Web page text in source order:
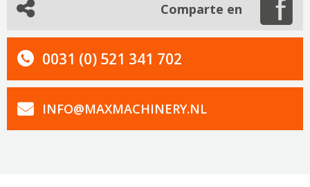
Comparte en
0031 (0) 521 341 702
INFO@MAXMACHINERY.NL